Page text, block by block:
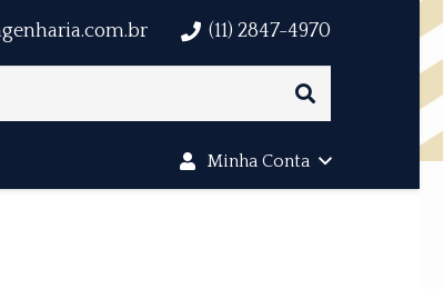
(11) 2847-4970
Minha Conta